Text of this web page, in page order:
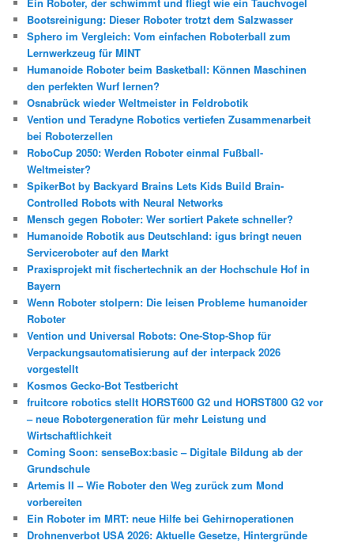
Bootsreinigung: Dieser Roboter trotzt dem Salzwasser
Sphero im Vergleich: Vom einfachen Roboterball zum
Lernwerkzeug für MINT
Humanoide Roboter beim Basketball: Können Maschinen
den perfekten Wurf lernen?
Osnabrück wieder Weltmeister in Feldrobotik
Vention und Teradyne Robotics vertiefen Zusammenarbeit
bei Roboterzellen
RoboCup 2050: Werden Roboter einmal Fußball-
Weltmeister?
SpikerBot by Backyard Brains Lets Kids Build Brain-
Controlled Robots with Neural Networks
Mensch gegen Roboter: Wer sortiert Pakete schneller?
Humanoide Robotik aus Deutschland: igus bringt neuen
Serviceroboter auf den Markt
Praxisprojekt mit fischertechnik an der Hochschule Hof in
Bayern
Wenn Roboter stolpern: Die leisen Probleme humanoider
Roboter
Vention und Universal Robots: One-Stop-Shop für
Verpackungsautomatisierung auf der interpack 2026
vorgestellt
Kosmos Gecko-Bot Testbericht
fruitcore robotics stellt HORST600 G2 und HORST800 G2 vor
– neue Robotergeneration für mehr Leistung und
Wirtschaftlichkeit
Coming Soon: senseBox:basic – Digitale Bildung ab der
Grundschule
Artemis II – Wie Roboter den Weg zurück zum Mond
vorbereiten
Ein Roboter im MRT: neue Hilfe bei Gehirnoperationen
Drohnenverbot USA 2026: Aktuelle Gesetze, Hintergründe